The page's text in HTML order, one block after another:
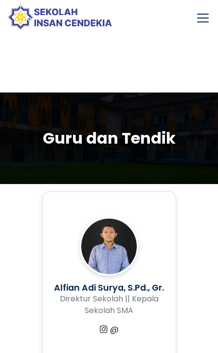
Guru dan Tendik
Alfian Adi Surya, S.Pd., Gr.
Direktur Sekolah || Kepala
Sekolah SMA
@